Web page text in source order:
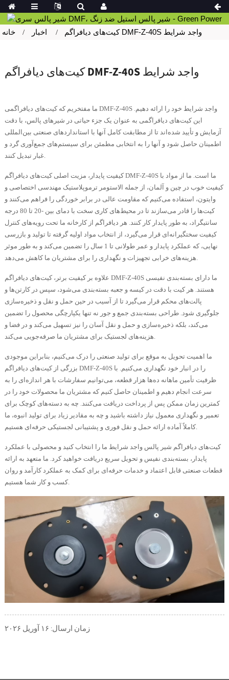
خانه اخبار کیت‌های دیافراگم DMF-Z-40S واجد شرایط
کیت‌های دیافراگم DMF-Z-40S واجد شرایط
ما مفتخریم که کیت‌های دیافراگمی DMF-Z-40S واجد شرایط خود را ارائه دهیم.
این کیت‌های دیافراگمی به عنوان یک جزء حیاتی در شیرهای پالس، با دقت
آزمایش و تأیید شده‌اند تا از مطابقت کامل آنها با استانداردهای صنعتی بین‌المللی
اطمینان حاصل شود و آنها را به انتخابی مطمئن برای سیستم‌های جمع‌آوری گرد و
غبار تبدیل کنند.
کیفیت پایدار، مزیت اصلی کیت‌های دیافراگم DMF-Z-40S ما است. ما از مواد با
کیفیت خوب در چین و آلمان، از جمله الاستومر ترموپلاستیک مهندسی اختصاصی و
وایتون، استفاده می‌کنیم که مقاومت عالی در برابر خوردگی را فراهم می‌کنند و
کیت‌ها را قادر می‌سازند تا در محیط‌های کاری سخت با دمای بین -20 تا 80 درجه
سانتیگراد، به طور پایدار کار کنند. هر دیافراگم از کارخانه ما تحت رویه‌های کنترل
کیفیت سختگیرانه‌ای قرار می‌گیرد، از انتخاب مواد اولیه گرفته تا تولید و بازرسی
نهایی، که عملکرد پایدار و عمر طولانی تا 1 سال را تضمین می‌کند و به طور موثر
هزینه‌های خرابی تجهیزات و نگهداری را برای مشتریان ما کاهش می‌دهد.
علاوه بر کیفیت برتر، کیت‌های دیافراگم DMF-Z-40S ما دارای بسته‌بندی نفیسی
هستند. هر کیت با دقت در کیسه و جعبه بسته‌بندی می‌شود، سپس در کارتن‌ها و
پالت‌های محکم قرار می‌گیرد تا از آسیب در حین حمل و نقل و ذخیره‌سازی
جلوگیری شود. طراحی بسته‌بندی جمع و جور نه تنها یکپارچگی محصول را تضمین
می‌کند، بلکه ذخیره‌سازی و حمل و نقل آسان را نیز تسهیل می‌کند و در فضا و
هزینه‌های لجستیک برای مشتریان ما صرفه‌جویی می‌کند.
ما اهمیت تحویل به موقع برای تولید صنعتی را درک می‌کنیم، بنابراین موجودی
بزرگی از کیت‌های دیافراگم DMF-Z-40S را در انبار خود نگهداری می‌کنیم. با
ظرفیت تأمین ماهانه ده‌ها هزار قطعه، می‌توانیم سفارشات با هر اندازه‌ای را به
سرعت انجام دهیم و اطمینان حاصل کنیم که مشتریان ما محصولات خود را در
کمترین زمان ممکن پس از پرداخت دریافت می‌کنند. چه به دسته‌های کوچک برای
تعمیر و نگهداری معمول نیاز داشته باشید و چه به مقادیر زیاد برای تولید انبوه، ما
کاملاً آماده ارائه حمل و نقل فوری و پشتیبانی لجستیکی حرفه‌ای هستیم.
کیت‌های دیافراگم شیر پالس واجد شرایط ما را انتخاب کنید و محصولی با عملکرد
پایدار، بسته‌بندی نفیس و تحویل سریع دریافت خواهید کرد. ما متعهد به ارائه
قطعات صنعتی قابل اعتماد و خدمات حرفه‌ای برای کمک به عملکرد کارآمد و روان
کسب و کار شما هستیم.
زمان ارسال: ۱۶ آوریل ۲۰۲۶